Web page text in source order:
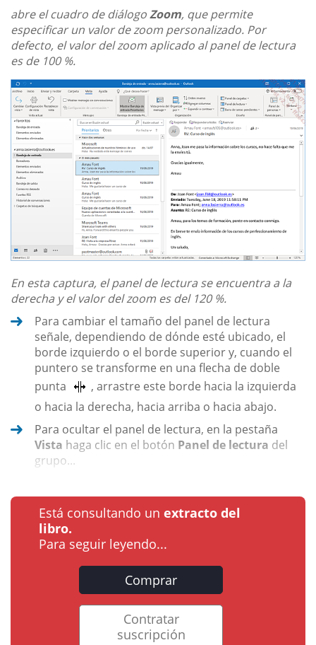
abre el cuadro de diálogoZoom, que permite
especificar un valor de zoom personalizado. Por
defecto, el valor del zoom aplicado al panel de lectura
es de 100 %.
En esta captura, el panel de lectura se encuentra a la
derecha y el valor del zoom es del 120 %.
Para cambiar el tamaño del panel de lectura
señale, dependiendo de dónde esté ubicado, el
borde izquierdo o el borde superior y, cuando el
puntero se transforme en una flecha de doble
punta
, arrastre este borde hacia la izquierda
o hacia la derecha, hacia arriba o hacia abajo.
Para ocultar el panel de lectura, en la pestaña
Vista haga clic en el botón Panel de lectura del
grupo...
Está consultando un extracto del
libro.
Para seguir leyendo...
Comprar
Contratar
suscripción